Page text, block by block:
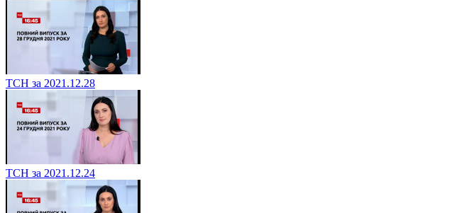
ТСН за 2021.12.28
ТСН за 2021.12.24